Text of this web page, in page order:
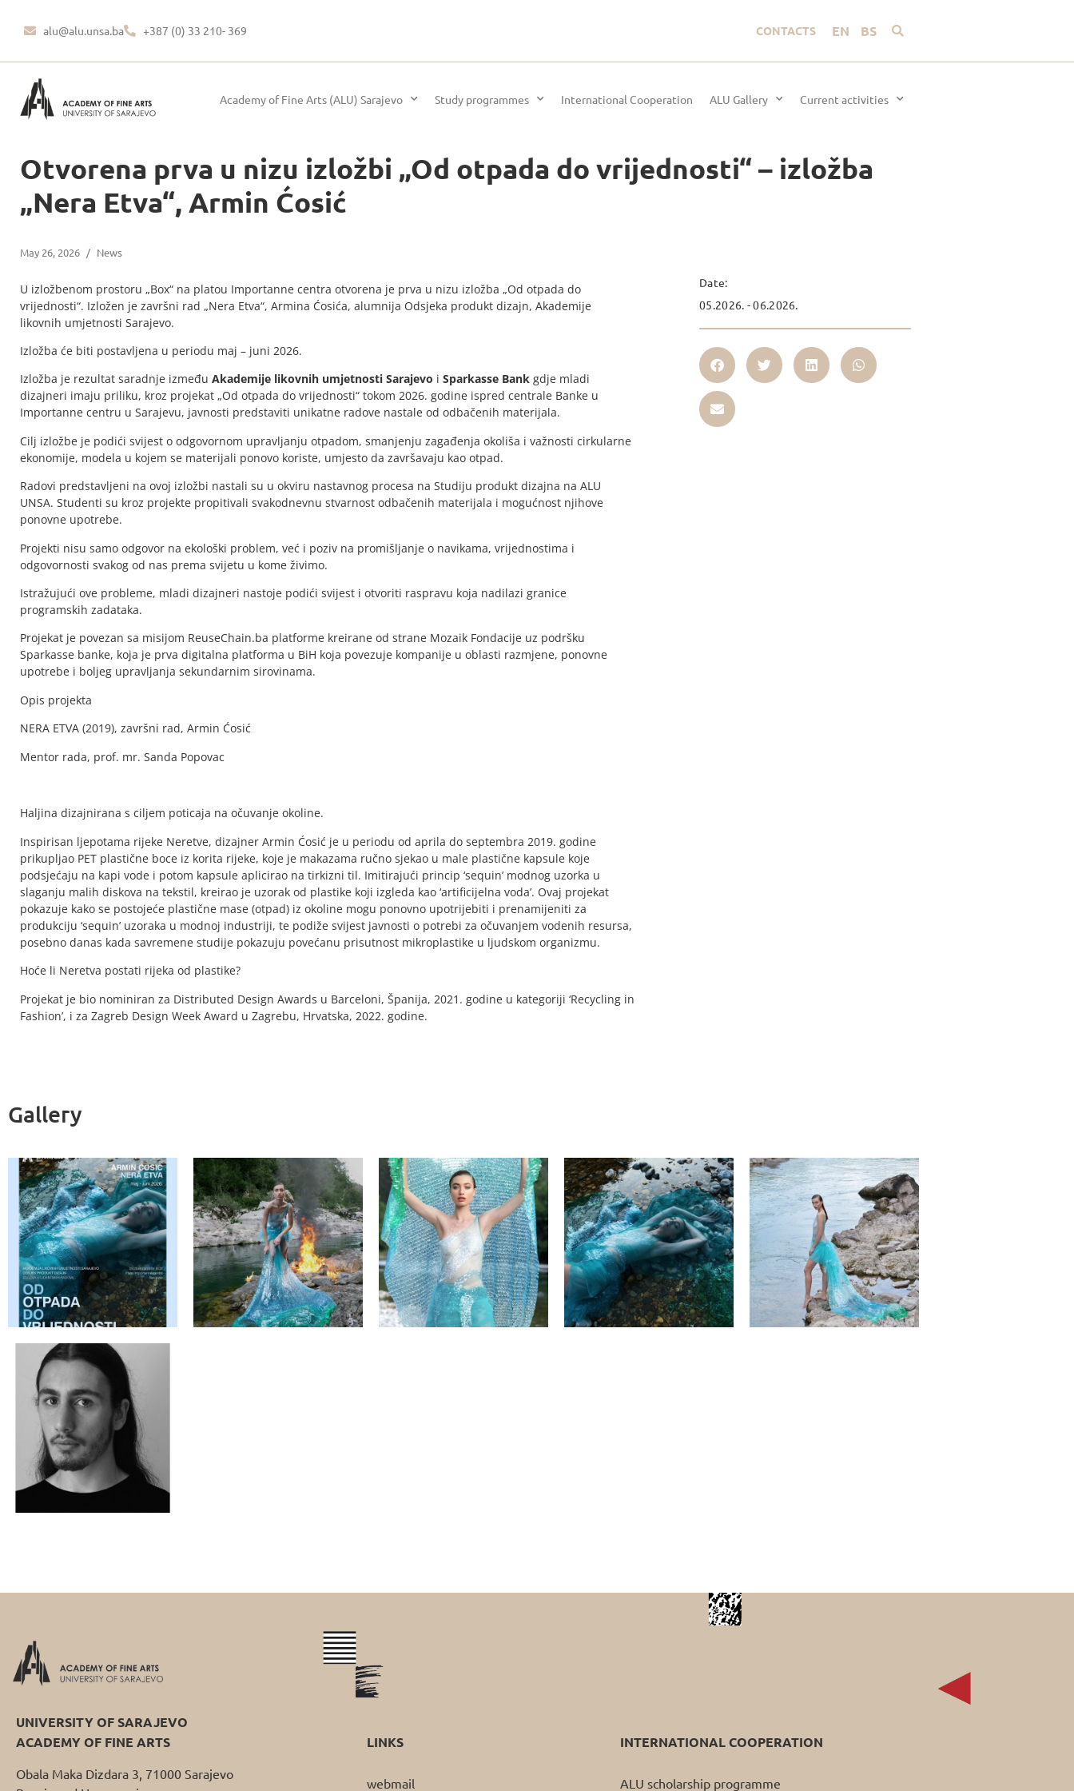
alu@alu.unsa.ba +387 (0) 33 210- 369 CONTACTS EN BS
Academy of Fine Arts (ALU) Sarajevo Study programmes International Cooperation ALU Gallery Current activities
Otvorena prva u nizu izložbi „Od otpada do vrijednosti“ – izložba
„Nera Etva“, Armin Ćosić
May 26, 2026 / News
U izložbenom prostoru „Box“ na platou Importanne centra otvorena je prva u nizu izložba „Od otpada do
vrijednosti“. Izložen je završni rad „Nera Etva“, Armina Ćosića, alumnija Odsjeka produkt dizajn, Akademije
likovnih umjetnosti Sarajevo.
Izložba će biti postavljena u periodu maj – juni 2026.
Izložba je rezultat saradnje između Akademije likovnih umjetnosti Sarajevo i Sparkasse Bank gdje mladi
dizajneri imaju priliku, kroz projekat „Od otpada do vrijednosti“ tokom 2026. godine ispred centrale Banke u
Importanne centru u Sarajevu, javnosti predstaviti unikatne radove nastale od odbačenih materijala.
Cilj izložbe je podići svijest o odgovornom upravljanju otpadom, smanjenju zagađenja okoliša i važnosti cirkularne
ekonomije, modela u kojem se materijali ponovo koriste, umjesto da završavaju kao otpad.
Radovi predstavljeni na ovoj izložbi nastali su u okviru nastavnog procesa na Studiju produkt dizajna na ALU
UNSA. Studenti su kroz projekte propitivali svakodnevnu stvarnost odbačenih materijala i mogućnost njihove
ponovne upotrebe.
Projekti nisu samo odgovor na ekološki problem, već i poziv na promišljanje o navikama, vrijednostima i
odgovornosti svakog od nas prema svijetu u kome živimo.
Istražujući ove probleme, mladi dizajneri nastoje podići svijest i otvoriti raspravu koja nadilazi granice
programskih zadataka.
Projekat je povezan sa misijom ReuseChain.ba platforme kreirane od strane Mozaik Fondacije uz podršku
Sparkasse banke, koja je prva digitalna platforma u BiH koja povezuje kompanije u oblasti razmjene, ponovne
upotrebe i boljeg upravljanja sekundarnim sirovinama.
Opis projekta
NERA ETVA (2019), završni rad, Armin Ćosić
Mentor rada, prof. mr. Sanda Popovac
Haljina dizajnirana s ciljem poticaja na očuvanje okoline.
Inspirisan ljepotama rijeke Neretve, dizajner Armin Ćosić je u periodu od aprila do septembra 2019. godine
prikupljao PET plastične boce iz korita rijeke, koje je makazama ručno sjekao u male plastične kapsule koje
podsjećaju na kapi vode i potom kapsule aplicirao na tirkizni til. Imitirajući princip ‘sequin’ modnog uzorka u
slaganju malih diskova na tekstil, kreirao je uzorak od plastike koji izgleda kao ‘artificijelna voda’. Ovaj projekat
pokazuje kako se postojeće plastične mase (otpad) iz okoline mogu ponovno upotrijebiti i prenamijeniti za
produkciju ‘sequin’ uzoraka u modnoj industriji, te podiže svijest javnosti o potrebi za očuvanjem vodenih resursa,
posebno danas kada savremene studije pokazuju povećanu prisutnost mikroplastike u ljudskom organizmu.
Hoće li Neretva postati rijeka od plastike?
Projekat je bio nominiran za Distributed Design Awards u Barceloni, Španija, 2021. godine u kategoriji ‘Recycling in
Fashion’, i za Zagreb Design Week Award u Zagrebu, Hrvatska, 2022. godine.
Date:
05.2026. - 06.2026.
Gallery
UNIVERSITY OF SARAJEVO
ACADEMY OF FINE ARTS
Obala Maka Dizdara 3, 71000 Sarajevo
LINKS
webmail
INTERNATIONAL COOPERATION
ALU scholarship programme